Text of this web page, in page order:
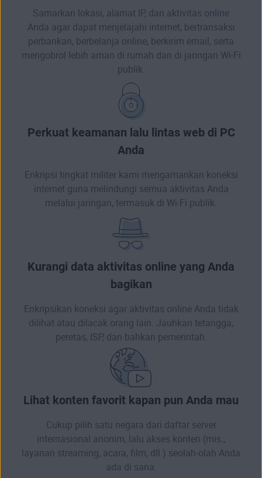
Samarkan lokasi, alamat IP, dan aktivitas online
Anda agar dapat menjelajahi internet, bertransaksi
perbankan, berbelanja online, berkirim email, serta
mengobrol lebih aman di rumah dan di jaringan Wi-Fi
publik.
Perkuat keamanan lalu lintas web di PC
Anda
Enkripsi tingkat militer kami mengamankan koneksi
internet guna melindungi semua aktivitas Anda
melalui jaringan, termasuk di Wi-Fi publik.
Kurangi data aktivitas online yang Anda
bagikan
Enkripsikan koneksi agar aktivitas online Anda tidak
dilihat atau dilacak orang lain. Jauhkan tetangga,
peretas, ISP, dan bahkan pemerintah.
Lihat konten favorit kapan pun Anda mau
Cukup pilih satu negara dari daftar server
internasional anonim, lalu akses konten (mis.,
layanan streaming, acara, film, dll.) seolah-olah Anda
ada di sana.